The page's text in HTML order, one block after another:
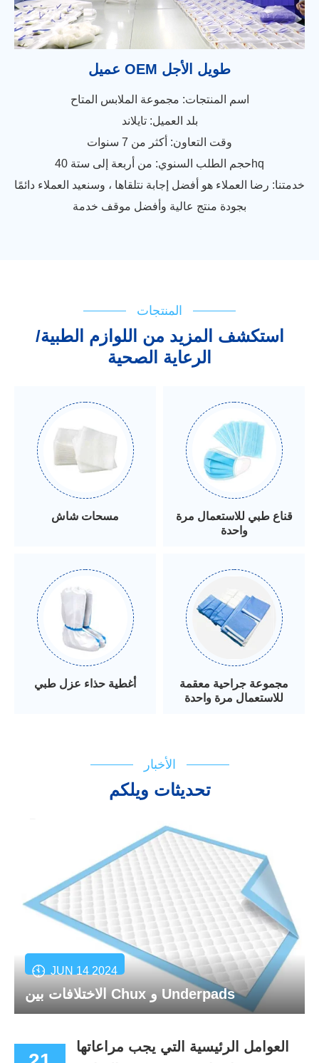
عميل OEM طويل الأجل
اسم المنتجات: مجموعة الملابس المتاح
بلد العميل: تايلاند
وقت التعاون: أكثر من 7 سنوات
حجم الطلب السنوي: من أربعة إلى ستة 40hq
خدمتنا: رضا العملاء هو أفضل إجابة نتلقاها ، وسنعيد العملاء دائمًا
بجودة منتج عالية وأفضل موقف خدمة
المنتجات
استكشف المزيد من اللوازم الطبية/
الرعاية الصحية
مسحات شاش
قناع طبي للاستعمال مرة
واحدة
أغطية حذاء عزل طبي
مجموعة جراحية معقمة
للاستعمال مرة واحدة
الأخبار
تحديثات ويلكم
JUN 14 2024
الاختلافات بين Chux و Underpads
العوامل الرئيسية التي يجب مراعاتها